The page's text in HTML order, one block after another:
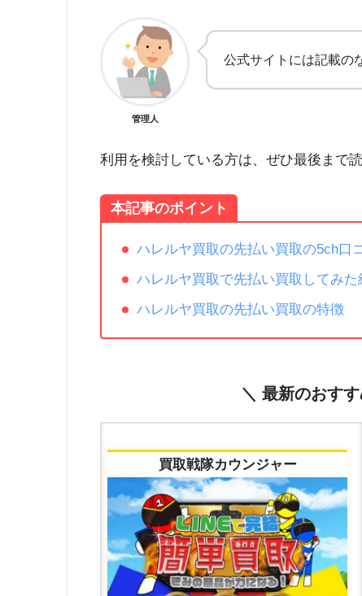
管理人
公式サイトには記載の
利用を検討している方は、ぜひ最後まで
本記事のポイント
ハレルヤ買取の先払い買取の5ch口
ハレルヤ買取で先払い買取してみた
​ハレルヤ買取の先払い買取の特徴
＼ 最新のおす
買取戦隊カウンジャー